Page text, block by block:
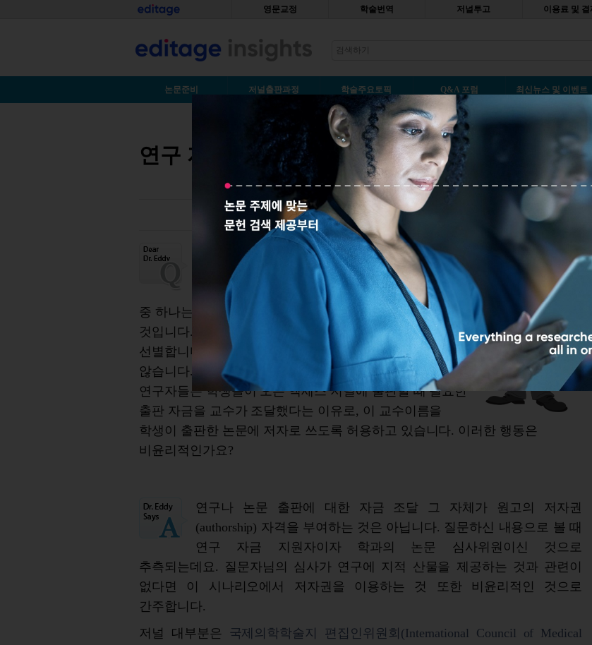
홈 영문교정 학술번역 저널투고 이용료 및 결
논문준비 저널출판과정 학술주요토픽 Q&A 포럼 최신뉴스 및 이벤트
연구 자금 조달로 저자권(authorship) 자격을 얻
교직원이 논문 출판에 연구 자금을 조달했다는
이유로 온라인으로 출판된 학생 연구에 자기
이름을 넣을 수 있나요? 연구 책임자로서 제 역할
중 하나는 매 학기말 학생들이 작성한 논문을 검토하고 받는
것입니다. 그리고 그 논문들을 심사하여 출판 가능한 논문을
선별합니다. 저는 출판 논문에 제 이름을 절대 넣지
않습니다. 비윤리적이라고 느껴지기 때문이죠. 그런데 일부
연구자들은 학생들이 오픈 액세스 저널에 출판할 때 필요한
출판 자금을 교수가 조달했다는 이유로, 이 교수이름을
학생이 출판한 논문에 저자로 쓰도록 허용하고 있습니다. 이러한 행동은
비윤리적인가요?
연구나 논문 출판에 대한 자금 조달 그 자체가 원고의 저자권
(authorship) 자격을 부여하는 것은 아닙니다. 질문하신 내용으로 볼 때
연구 자금 지원자이자 학과의 논문 심사위원이신 것으로
추측되는데요. 질문자님의 심사가 연구에 지적 산물을 제공하는 것과 관련이
없다면 이 시나리오에서 저자권을 이용하는 것 또한 비윤리적인 것으로
간주합니다.
저널 대부분은
국제의학학술지
편집인위원회(International Council of Medical